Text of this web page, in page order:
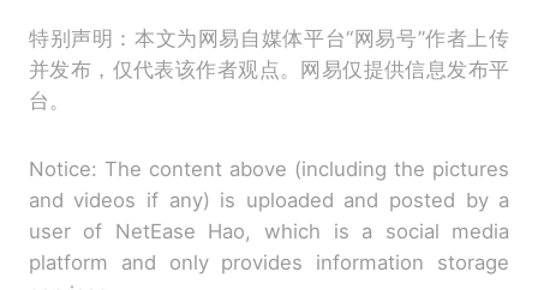
特别声明：本文为网易自媒体平台“网易号”作者上传
并发布，仅代表该作者观点。网易仅提供信息发布平
台。
Notice: The content above (including the pictures
and videos if any) is uploaded and posted by a
user of NetEase Hao, which is a social media
platform and only provides information storage